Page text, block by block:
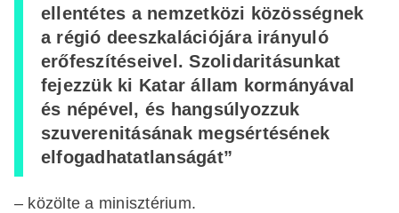
ellentétes a nemzetközi közösségnek
a régió deeszkalációjára irányuló
erőfeszítéseivel. Szolidaritásunkat
fejezzük ki Katar állam kormányával
és népével, és hangsúlyozzuk
szuverenitásának megsértésének
elfogadhatatlanságát”
– közölte a minisztérium.